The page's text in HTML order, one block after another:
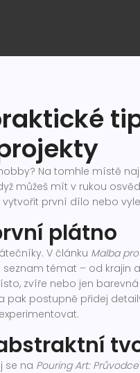
Na tomhle místě
můžeš mít v rukou
první dílo nebo
plátno
V článku Malba
témat – od krajin
zvíře nebo jen
postupně přidej
se na Pouring Art: